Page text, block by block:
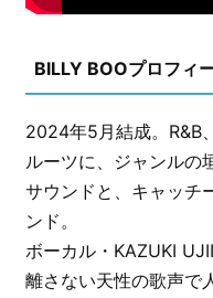
BILLY BOOプロフィ
2024年5月結成。R&B
ルーツに、ジャンルの
サウンドと、キャッチ
ンド。
ボーカル・KAZUKI
離さない天性の歌声で